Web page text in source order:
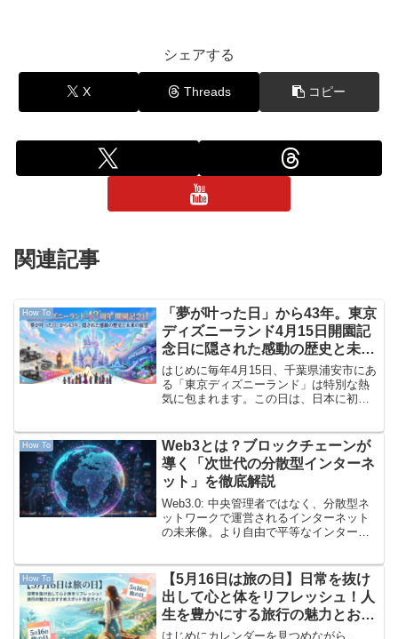
シェアする
X Threads コピー
関連記事
How To
「夢が叶った日」から43年。東京
ディズニーランド4月15日開園記
念日に隠された感動の歴史と未来
の展望
はじめに毎年4月15日、千葉県浦安市にあ
る「東京ディズニーランド」は特別な熱
気に包まれます。この日は、日本に初め
のように私たちの生活に溶け込んでいる
ディズニーリゾートで...
How To
Web3とは？ブロックチェーンが
導く「次世代の分散型インターネ
ット」を徹底解説
Web3.0: 中央管理者ではなく、分散型ネ
ットワークで運営されるインターネット
の未来像。より自由で平等なインターネ
How To
【5月16日は旅の日】日常を抜け
出して心と体をリフレッシュ！人
生を豊かにする旅行の魅力とおす
すめスポット完全ガイド
はじめにカレンダーを見つめながら、